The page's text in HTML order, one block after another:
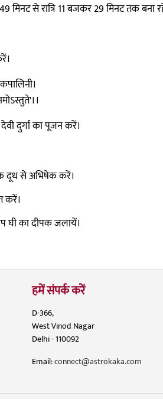
मिनट से रात्रि 11 बजकर 29 मिनट तक बना
दुर्गा का पूजन करें।
दूध से अभिषेक करें।
करें।
घी का दीपक जलायें।
हमें संपर्क करें
D-366,
West Vinod Nagar
Delhi - 110092
Email:connect@astrokaka.com